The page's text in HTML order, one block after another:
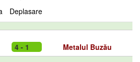
Deplasare
4 - 1 Metalul Buzău